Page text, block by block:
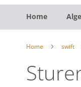
Home
Home swift